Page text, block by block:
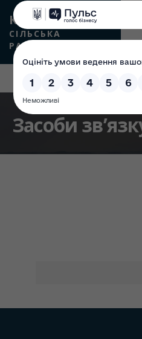
КАМʼЯНСЬКА
СІЛЬСЬКА
РАДА
Засоби